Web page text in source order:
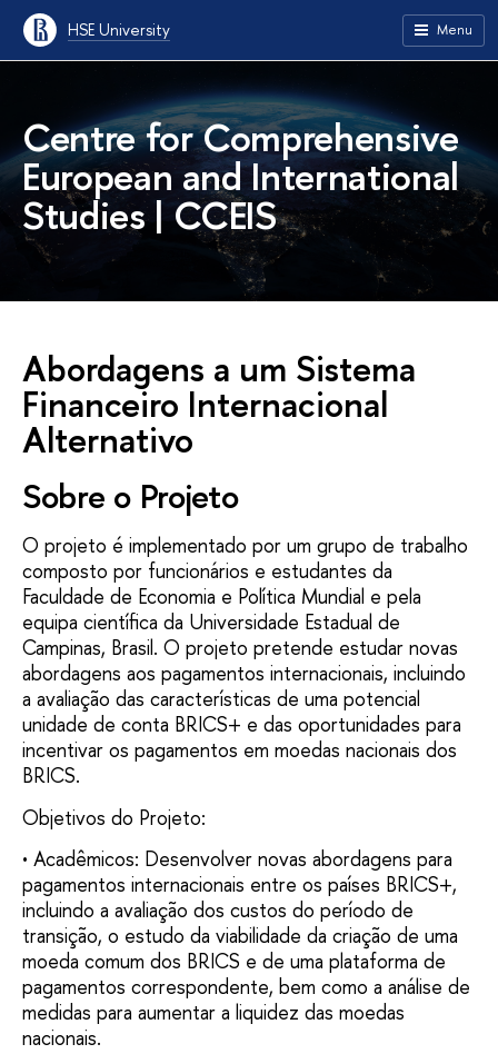
HSE University Menu
Centre for Comprehensive
European and International
Studies | CCEIS
Abordagens a um Sistema
Financeiro Internacional
Alternativo
Sobre o Projeto
O projeto é implementado por um grupo de trabalho
composto por funcionários e estudantes da
Faculdade de Economia e Política Mundial e pela
equipa científica da Universidade Estadual de
Campinas, Brasil. O projeto pretende estudar novas
abordagens aos pagamentos internacionais, incluindo
a avaliação das características de uma potencial
unidade de conta BRICS+ e das oportunidades para
incentivar os pagamentos em moedas nacionais dos
BRICS.
Objetivos do Projeto:
• Acadêmicos: Desenvolver novas abordagens para
pagamentos internacionais entre os países BRICS+,
incluindo a avaliação dos custos do período de
transição, o estudo da viabilidade da criação de uma
moeda comum dos BRICS e de uma plataforma de
pagamentos correspondente, bem como a análise de
medidas para aumentar a liquidez das moedas
nacionais.